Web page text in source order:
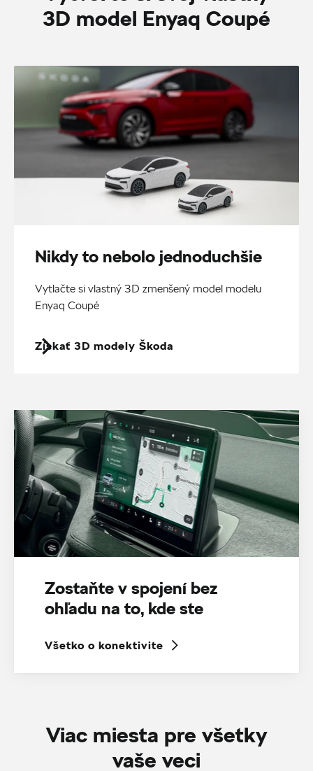
3D model Enyaq Coupé
Nikdy to nebolo jednoduchšie
Vytlačte si vlastný 3D zmenšený model modelu
Enyaq Coupé
Získať 3D modely Škoda
Zostaňte v spojení bez
ohľadu na to, kde ste
Všetko o konektivite
Viac miesta pre všetky
vaše veci